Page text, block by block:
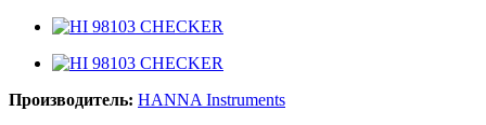
Производитель: HANNA Instruments